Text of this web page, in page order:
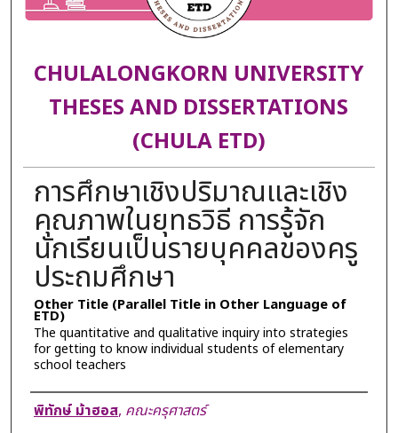
CHULALONGKORN UNIVERSITY
THESES AND DISSERTATIONS
(CHULA ETD)
การศึกษาเชิงปริมาณและเชิง
คุณภาพในยุทธวิธี การรู้จัก
นักเรียนเป็นรายบุคคลของครู
ประถมศึกษา
Other Title (Parallel Title in Other Language of
ETD)
The quantitative and qualitative inquiry into strategies
for getting to know individual students of elementary
school teachers
Author
พิทักษ์ ม้าฮอส, คณะครุศาสตร์